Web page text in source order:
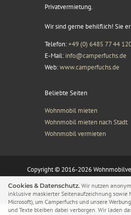
Cookies & Datenschutz. Wir nutzen
inklusive maskierter Seitenaufzeichnung sowie
Microsoft), um Camperfuchs und unsere
und Texte bleiben dabei verborgen. Wir laden
Privatvermietung.
Wir sind gerne behilflich! Sie
Telefon:+49 (0) 6485 77 44
E-Mail: info@camperfuchs.de
Web:www.camperfuchs.de
Beliebte Seiten
Wohnmobil mieten
Wohnmobil mieten nach Stadt
Wohnmobil vermieten
Copyright © 2016-2026
ImpressumAGB’sVermieter LoginKontakt
Versicherungsvertrag widerrufenSitemapJunge
Sammelanfrage